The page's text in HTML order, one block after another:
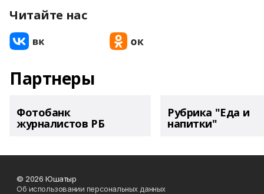
Читайте нас
Партнеры
Фотобанк
журналистов РБ
Рубрика "Еда и
напитки"
© 2026 Юшатыр
Об использовании персональных данных